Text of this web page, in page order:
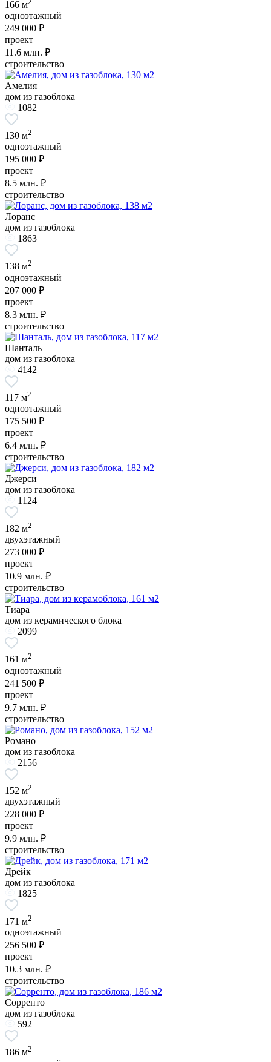
166 м
одноэтажный
249 000 ₽
проект
11.6 млн. ₽
строительство
Амелия
дом из газоблока
1082
130 м2
одноэтажный
195 000 ₽
проект
8.5 млн. ₽
строительство
Лоранс
дом из газоблока
1863
138 м2
одноэтажный
207 000 ₽
проект
8.3 млн. ₽
строительство
Шанталь
дом из газоблока
4142
117 м2
одноэтажный
175 500 ₽
проект
6.4 млн. ₽
строительство
Джерси
дом из газоблока
1124
182 м2
двухэтажный
273 000 ₽
проект
10.9 млн. ₽
строительство
Тиара
дом из керамического блока
2099
161 м2
одноэтажный
241 500 ₽
проект
9.7 млн. ₽
строительство
Романо
дом из газоблока
2156
152 м2
двухэтажный
228 000 ₽
проект
9.9 млн. ₽
строительство
Дрейк
дом из газоблока
1825
171 м2
одноэтажный
256 500 ₽
проект
10.3 млн. ₽
строительство
Сорренто
дом из газоблока
592
186 м2